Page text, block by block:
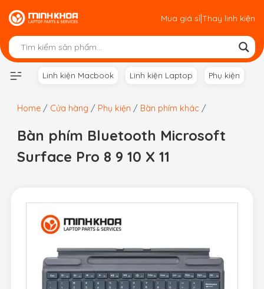
Skip
to
content
Mua giá sỉ|Thay linh kiện
Linh kiện Macbook Linh kiện Laptop Phụ kiện
Home / Cửa hàng / Phụ kiện / Bàn phím khác /
Bàn phím Bluetooth Microsoft
Surface Pro 8 9 10 X 11